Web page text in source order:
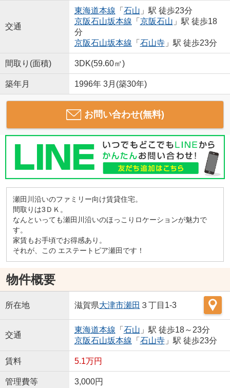
交通
東海道本線 「 石山 」駅 徒歩23分
京阪石山坂本線 「 京阪石山 」駅 徒歩18
分
京阪石山坂本線 「 石山寺」駅 徒歩23分
間取り(面積) 3DK(59.60㎡)
築年月 1996年 3月(築30年)
お問い合わせ(無料)
瀬田川沿いのファミリー向け賃貸住宅。
間取りは3ＤＫ。
なんといっても瀬田川沿いのほっこりロケーションが魅力で
す。
家賃もお手頃でお得感あり。
それが、この エステートピア瀬田です！
物件概要
所在地 滋賀県大津市瀬田 ３丁目1-3
交通
東海道本線 「 石山 」駅 徒歩18～23分
京阪石山坂本線 「 石山寺」駅 徒歩23分
賃料 5.1万円
管理費等 3,000円